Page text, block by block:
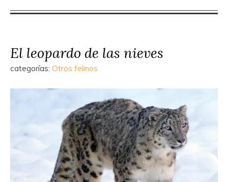
El leopardo de las nieves
categorías: Otros felinos